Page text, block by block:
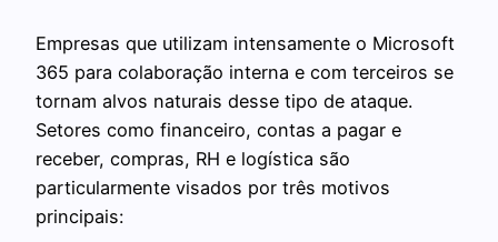
Empresas que utilizam intensamente o Microsoft
365 para colaboração interna e com terceiros se
tornam alvos naturais desse tipo de ataque.
Setores como financeiro, contas a pagar e
receber, compras, RH e logística são
particularmente visados por três motivos
principais: